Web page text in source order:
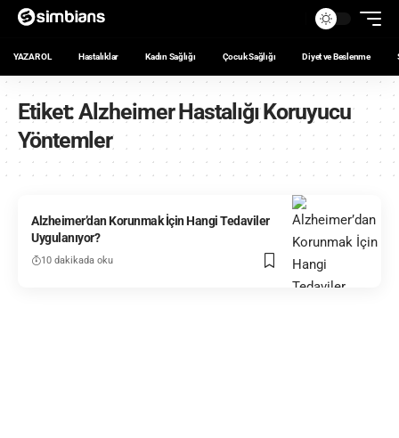
YAZAR OL Hastalıklar Kadın Sağlığı Çocuk Sağlığı Diyet ve Beslenme
Etiket:Alzheimer Hastalığı Koruyucu
Yöntemler
Alzheimer’dan Korunmak İçin Hangi Tedaviler
Uygulanıyor?
10 dakikada oku